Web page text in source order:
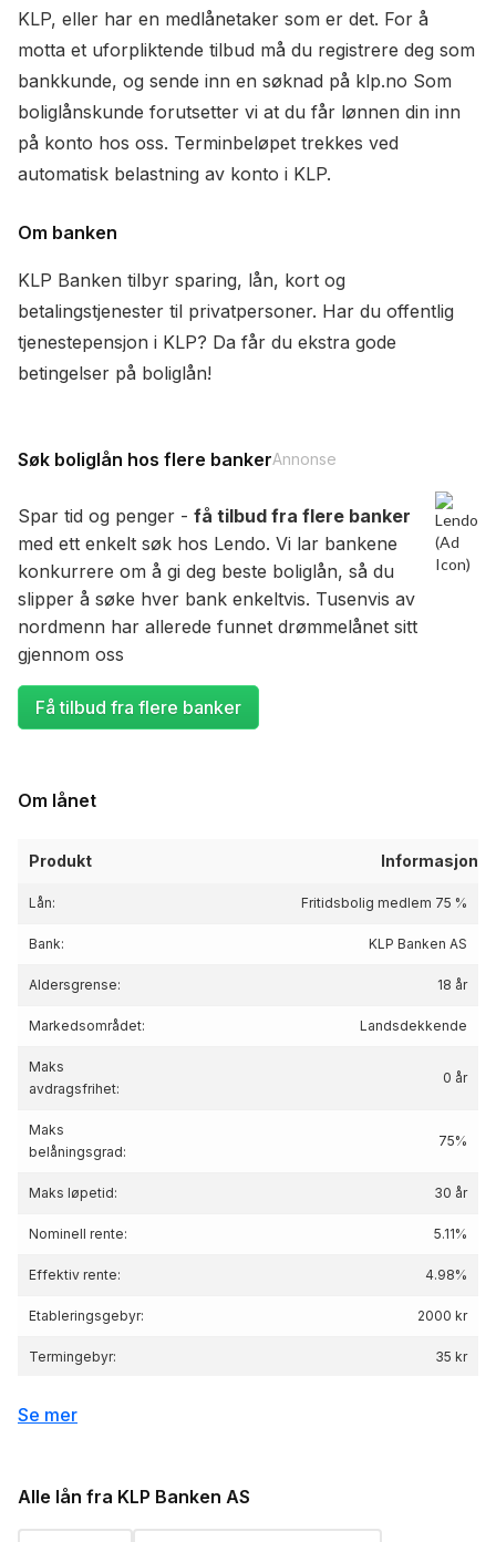
KLP, eller har en medlånetaker som er det. For å
motta et uforpliktende tilbud må du registrere deg som
bankkunde, og sende inn en søknad på klp.no Som
boliglånskunde forutsetter vi at du får lønnen din inn
på konto hos oss. Terminbeløpet trekkes ved
automatisk belastning av konto i KLP.
Om banken
KLP Banken tilbyr sparing, lån, kort og
betalingstjenester til privatpersoner. Har du offentlig
tjenestepensjon i KLP? Da får du ekstra gode
betingelser på boliglån!
Søk boliglån hos flere bankerAnnonse
Spar tid og penger - få tilbud fra flere banker
med ett enkelt søk hos Lendo. Vi lar bankene
konkurrere om å gi deg beste boliglån, så du
slipper å søke hver bank enkeltvis. Tusenvis av
nordmenn har allerede funnet drømmelånet sitt
gjennom oss
Få tilbud fra flere banker
Om lånet
Produkt Informasjon
Lån: Fritidsbolig medlem 75 %
Bank: KLP Banken AS
Aldersgrense: 18 år
Markedsområdet: Landsdekkende
Maks
avdragsfrihet:
0 år
Maks
belåningsgrad:
75%
Maks løpetid: 30 år
Nominell rente: 5.11%
Effektiv rente: 4.98%
Etableringsgebyr: 2000 kr
Termingebyr: 35 kr
Se mer
Alle lån fra KLP Banken AS